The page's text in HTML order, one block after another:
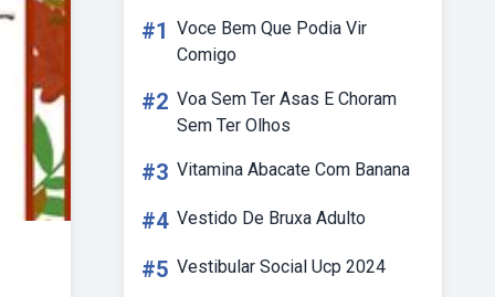
#1 Voce Bem Que Podia Vir
Comigo
#2 Voa Sem Ter Asas E Choram
Sem Ter Olhos
#3 Vitamina Abacate Com Banana
#4 Vestido De Bruxa Adulto
#5 Vestibular Social Ucp 2024